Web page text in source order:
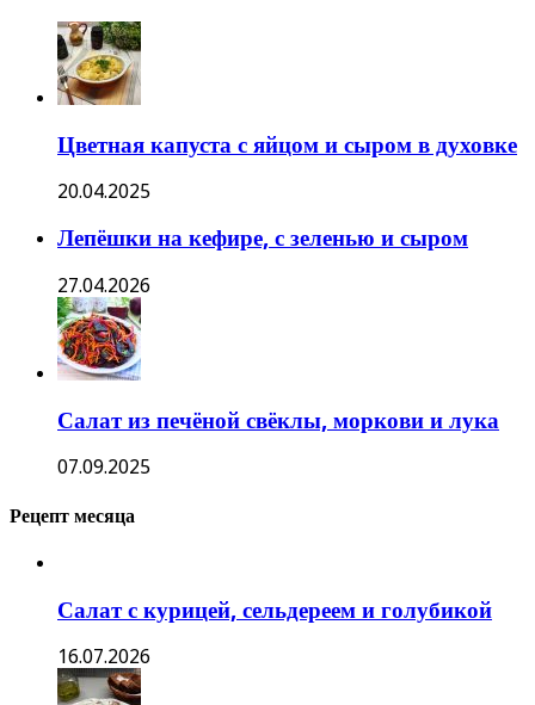
Цветная капуста с яйцом и сыром в духовке
20.04.2025
Лепёшки на кефире, с зеленью и сыром
27.04.2026
Салат из печёной свёклы, моркови и лука
07.09.2025
Рецепт месяца
Салат с курицей, сельдереем и голубикой
16.07.2026